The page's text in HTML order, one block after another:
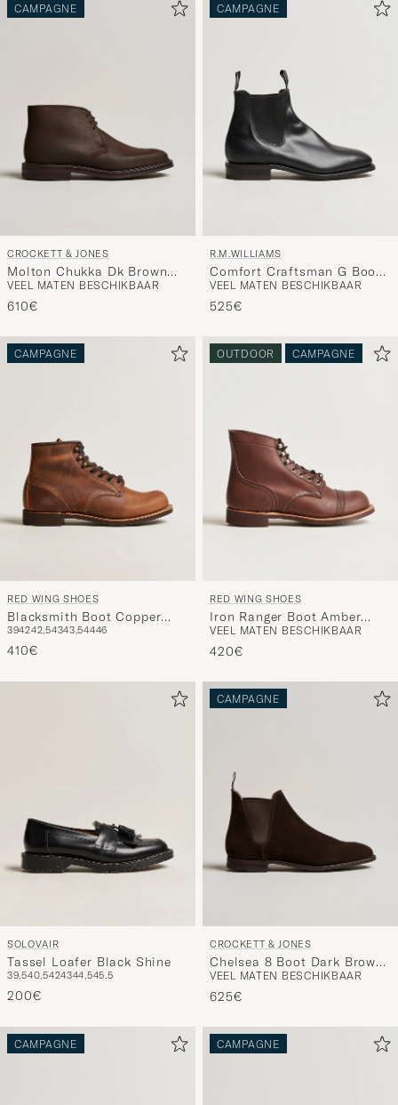
CAMPAGNE
CROCKETT & JONES
Molton Chukka Dk Brown
Rough-Out Suede
VEEL MATEN BESCHIKBAAR
610€
CAMPAGNE
R.M.WILLIAMS
Comfort Craftsman G Boot
Yearling Black
VEEL MATEN BESCHIKBAAR
525€
CAMPAGNE
RED WING SHOES
Blacksmith Boot Copper
Rough/Though Leather
394242,54343,54446
410€
OUTDOOR CAMPAGNE
RED WING SHOES
Iron Ranger Boot Amber
Harness
VEEL MATEN BESCHIKBAAR
420€
SOLOVAIR
Tassel Loafer Black Shine
39,540,5424344,545,5
200€
CAMPAGNE
CROCKETT & JONES
Chelsea 8 Boot Dark Brown
Suede
VEEL MATEN BESCHIKBAAR
625€
CAMPAGNE CAMPAGNE